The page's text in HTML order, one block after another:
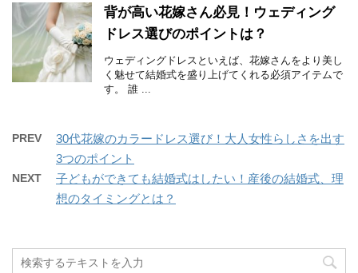
背が高い花嫁さん必見！ウェディング
ドレス選びのポイントは？
ウェディングドレスといえば、花嫁さんをより美し
く魅せて結婚式を盛り上げてくれる必須アイテムで
す。 誰 ...
PREV
30代花嫁のカラードレス選び！大人女性らしさを出す
3つのポイント
NEXT
子どもができても結婚式はしたい！産後の結婚式、理
想のタイミングとは？